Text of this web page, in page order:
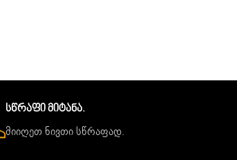
Სწრაფი Მიტანა.
მიიღეთ ნივთი სწრაფად.